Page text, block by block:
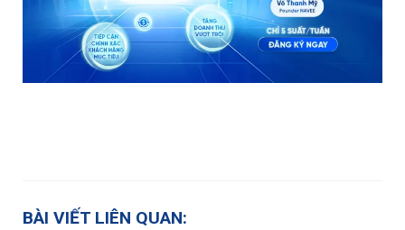
BÀI VIẾT LIÊN QUAN: